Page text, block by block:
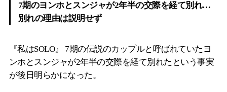
7期のヨンホとスンジャが2年半の交際を経て別れ…
別れの理由は説明せず
『私はSOLO』 7期の伝説のカップルと呼ばれていたヨ
ンホとスンジャが2年半の交際を経て別れたという事実
が後日明らかになった。